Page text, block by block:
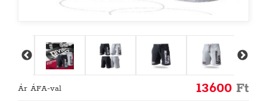
Ár ÁFA-val 13600 Ft